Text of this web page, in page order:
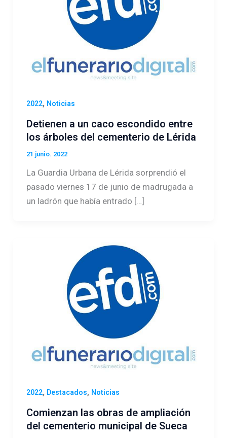
2022, Noticias
Detienen a un caco escondido entre
los árboles del cementerio de Lérida
21 junio. 2022
La Guardia Urbana de Lérida sorprendió el
pasado viernes 17 de junio de madrugada a
un ladrón que había entrado […]
2022, Destacados, Noticias
Comienzan las obras de ampliación
del cementerio municipal de Sueca